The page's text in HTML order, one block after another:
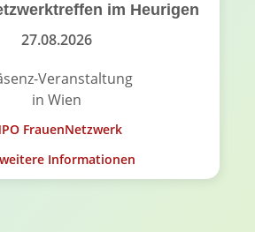
im Heurigen
27.08.2026
Veranstaltung
in Wien
FrauenNetzwerk
weitere Informationen